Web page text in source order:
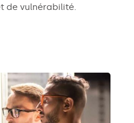
de vulnérabilité.